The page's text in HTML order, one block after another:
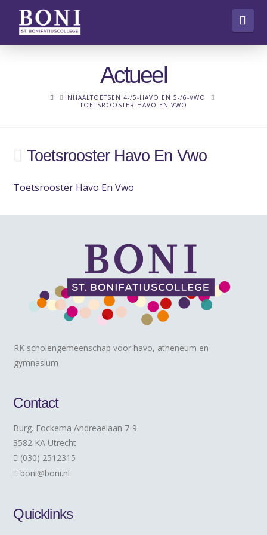
Actueel
HOMEINHAALTOETSEN 4-/5-HAVO EN 5-/6-VWO
TOETSROOSTER HAVO EN VWO
Toetsrooster Havo En Vwo
Toetsrooster Havo En Vwo
RK scholengemeenschap voor havo, atheneum en
gymnasium
Contact
Burg. Fockema Andreaelaan 7-9
3582 KA Utrecht
(030) 2512315
boni@boni.nl
Quicklinks